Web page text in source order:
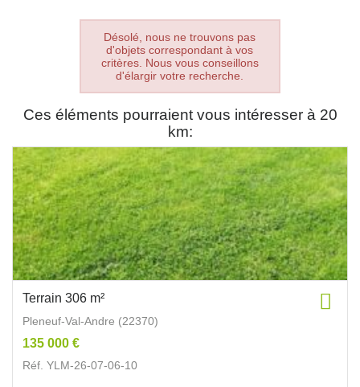
Désolé, nous ne trouvons pas
d'objets correspondant à vos
critères. Nous vous conseillons
d'élargir votre recherche.
Ces éléments pourraient vous intéresser à 20
km:
Terrain 306 m²
Pleneuf-Val-Andre (22370)
135 000 €
Réf. YLM-26-07-06-10